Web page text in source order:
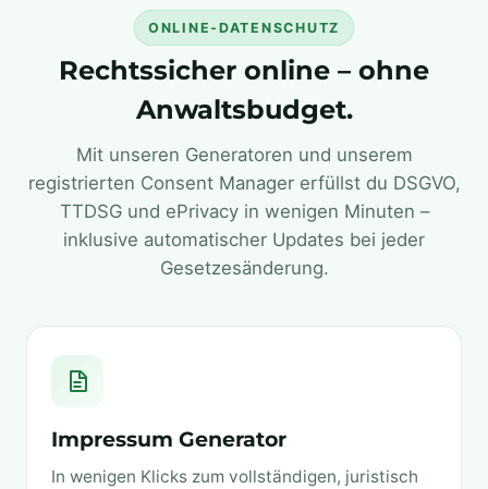
ONLINE‑DATENSCHUTZ
Rechtssicher online – ohne
Anwaltsbudget.
Mit unseren Generatoren und unserem
registrierten Consent Manager erfüllst du DSGVO,
TTDSG und ePrivacy in wenigen Minuten –
inklusive automatischer Updates bei jeder
Gesetzesänderung.
Impressum Generator
In wenigen Klicks zum vollständigen, juristisch